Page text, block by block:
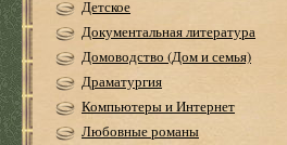
Детское
Документальная литература
Домоводство (Дом и семья)
Драматургия
Компьютеры и Интернет
Любовные романы